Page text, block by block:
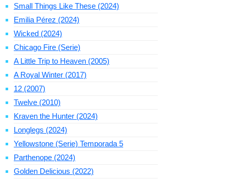
Small Things Like These (2024)
Emilia Pérez (2024)
Wicked (2024)
Chicago Fire (Serie)
A Little Trip to Heaven (2005)
A Royal Winter (2017)
12 (2007)
Twelve (2010)
Kraven the Hunter (2024)
Longlegs (2024)
Yellowstone (Serie) Temporada 5
Parthenope (2024)
Golden Delicious (2022)